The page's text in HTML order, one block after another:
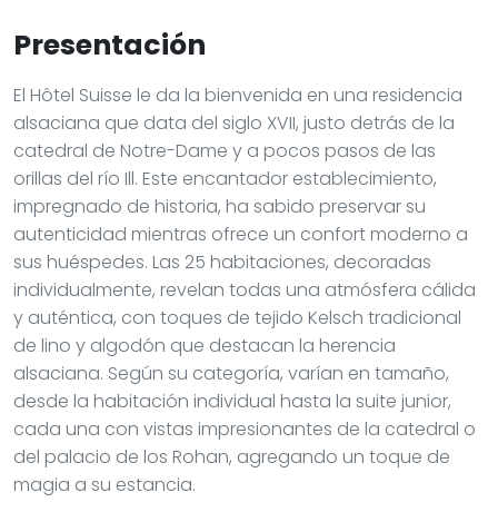
Presentación
El Hôtel Suisse le da la bienvenida en una residencia
alsaciana que data del siglo XVII, justo detrás de la
catedral de Notre-Dame y a pocos pasos de las
orillas del río Ill. Este encantador establecimiento,
impregnado de historia, ha sabido preservar su
autenticidad mientras ofrece un confort moderno a
sus huéspedes. Las 25 habitaciones, decoradas
individualmente, revelan todas una atmósfera cálida
y auténtica, con toques de tejido Kelsch tradicional
de lino y algodón que destacan la herencia
alsaciana. Según su categoría, varían en tamaño,
desde la habitación individual hasta la suite junior,
cada una con vistas impresionantes de la catedral o
del palacio de los Rohan, agregando un toque de
magia a su estancia.